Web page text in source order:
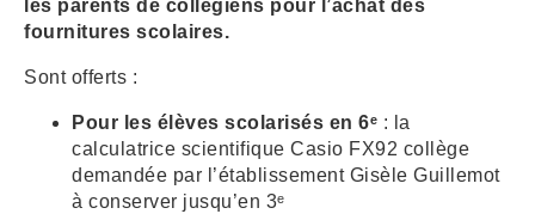
les parents de collégiens pour l’achat des
fournitures scolaires.
Sont offerts :
Pour les élèves scolarisés en 6ᵉ : la
calculatrice scientifique Casio FX92 collège
demandée par l’établissement Gisèle Guillemot
à conserver jusqu’en 3ᵉ